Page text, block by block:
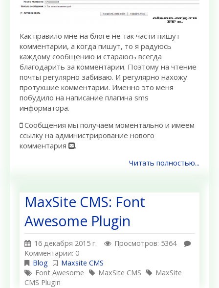
Как правило мне на блоге не так части пишут
комментарии, а когда пишут, то я радуюсь
каждому сообщению и стараюсь всегда
благодарить за комментарии. Поэтому на чтение
почты регулярно забиваю. И регулярно нахожу
протухшие комментарии. Именно это меня
побудило на написание плагина sms
информатора.
Сообщения мы получаем моментально и имеем
ссылку на администрирование нового
комментария
.
Читать полностью...
MaxSite CMS: Font
Awesome Plugin
16 декабря 2015 г.
Просмотров: 5364
Комментарии: 0
Blog
Maxsite CMS
Font Awesome
MaxSite CMS
MaxSite
CMS Plugin